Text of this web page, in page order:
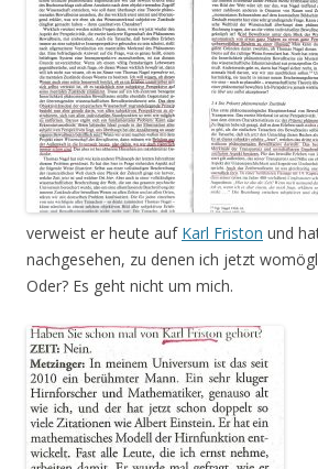
verweist er heute auf Karl Friston und
nachgesehen, zu denen ich jetzt
Oder? Es geht nicht um mich.